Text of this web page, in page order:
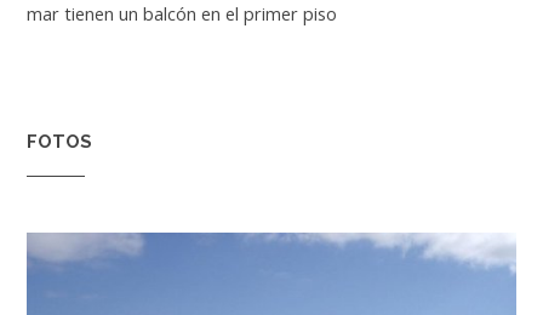
mar tienen un balcón en el primer piso
FOTOS